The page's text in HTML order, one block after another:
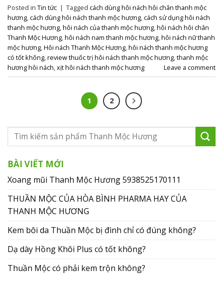
Posted in Tin tức | Tagged cách dùng hôi nách hôi chân thanh mộc
hương,cách dùng hôi nách thanh mộc hương,cách sử dụng hôi nách
thanh mộc hương,hôi nách của thanh mộc hương,hôi nách hôi chân
Thanh Mộc Hương,hôi nách nam thanh mộc hương,hôi nách nữ thanh
mộc hương,Hôi nách Thanh Mộc Hương,hôi nách thanh mộc hương
có tốt không,review thuốc trị hôi nách thanh mộc hương,thanh mộc
hương hôi nách,xịt hôi nách thanh mộc hương Leave a comment
1 2
BÀI VIẾT MỚI
Xoang mũi Thanh Mộc Hương 5938525170111
THUẦN MỘC CỦA HÒA BÌNH PHARMA HAY CỦA
THANH MỘC HƯƠNG
Kem bôi da Thuần Mộc bị đình chỉ có đúng không?
Dạ dày Hồng Khôi Plus có tốt không?
Thuần Mộc có phải kem trộn không?